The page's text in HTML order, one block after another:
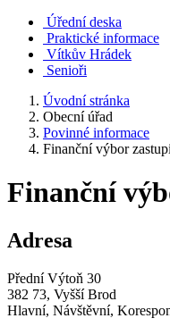
Úřední deska
Praktické informace
Vítkův Hrádek
Senioři
Úvodní stránka
Obecní úřad
Povinné informace
Finanční výbor
Finanční
Adresa
Přední Výtoň 30
382 73, Vyšší Brod
Hlavní, Návštěvní,